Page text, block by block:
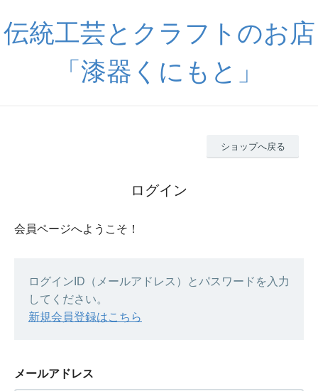
伝統工芸とクラフトのお店
「漆器くにもと」
ショップへ戻る
ログイン
会員ページへようこそ！
ログインID（メールアドレス）とパスワードを入力
してください。
新規会員登録はこちら
メールアドレス